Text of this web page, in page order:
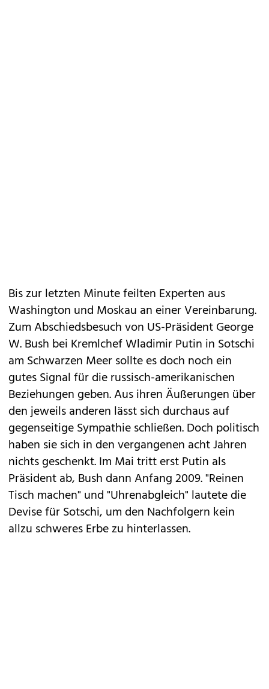
Bis zur letzten Minute feilten Experten aus
Washington und Moskau an einer Vereinbarung.
Zum Abschiedsbesuch von US-Präsident George
W. Bush bei Kremlchef Wladimir Putin in Sotschi
am Schwarzen Meer sollte es doch noch ein
gutes Signal für die russisch-amerikanischen
Beziehungen geben. Aus ihren Äußerungen über
den jeweils anderen lässt sich durchaus auf
gegenseitige Sympathie schließen. Doch politisch
haben sie sich in den vergangenen acht Jahren
nichts geschenkt. Im Mai tritt erst Putin als
Präsident ab, Bush dann Anfang 2009. "Reinen
Tisch machen" und "Uhrenabgleich" lautete die
Devise für Sotschi, um den Nachfolgern kein
allzu schweres Erbe zu hinterlassen.